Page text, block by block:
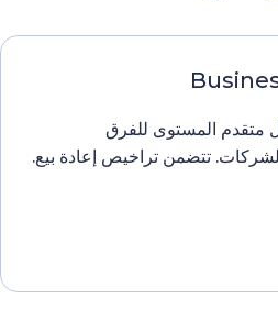
المستوى للفرق
تتضمن تراخيص إعادة بيع.